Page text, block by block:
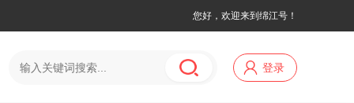
您好，欢迎来到绵江号！
登录